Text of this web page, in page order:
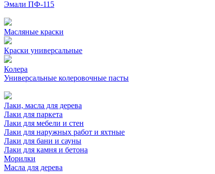
Эмали ПФ-115
Масляные краски
Краски универсальные
Колера
Универсальные колеровочные пасты
Лаки, масла для дерева
Лаки для паркета
Лаки для мебели и стен
Лаки для наружных работ и яхтные
Лаки для бани и сауны
Лаки для камня и бетона
Морилки
Масла для дерева